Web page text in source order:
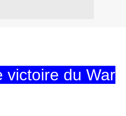
victoire du War